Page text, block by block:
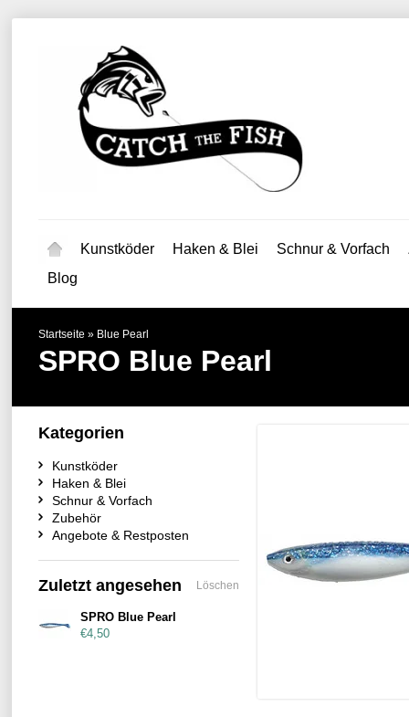
Kunstköder Haken & Blei Schnur & Vorfach
Blog
Startseite » Blue Pearl
SPRO Blue Pearl
Kategorien
Kunstköder
Haken & Blei
Schnur & Vorfach
Zubehör
Angebote & Restposten
Zuletzt angesehen Löschen
SPRO Blue Pearl
€4,50